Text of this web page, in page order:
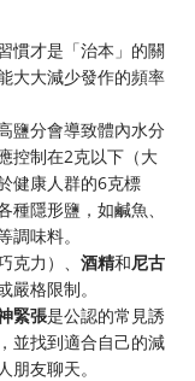
慣才是「治本」的關
大大減少發作的頻率
鹽分會導致體內水分
控制在2克以下（大
健康人群的6克標
隱形鹽，如鹹魚、
味料。
克力）、酒精和尼古
嚴格限制。
緊張是公認的常見誘
並找到適合自己的減
友聊天。